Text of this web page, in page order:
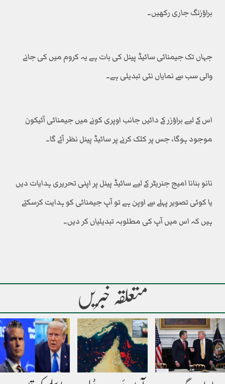
براؤزنگ جاری رکھیں۔
جہاں تک جیمنائی سائیڈ پینل کی بات ہے یہ کروم میں کی جانے
والی سب سے نمایاں نئی تبدیلی ہے۔
اس کے لیے براؤزر کے دائیں جانب اوپری کونے میں جیمنائی آئیکون
موجود ہوگا، جس پر کلک کرنے پر سائیڈ پینل نظر آئے گا۔
نانو بنانا امیج جنریٹر کے لیے سائیڈ پینل پر اپنی تحریری ہدایات دیں
یا کوئی تصویر پہلے سے اوپن ہے تو آپ جیمنائی کو ہدایت کرسکتے
ہیں کہ اس میں آپ کی مطلوبہ تبدیلیاں کر دیں۔
متعلقہ خبریں